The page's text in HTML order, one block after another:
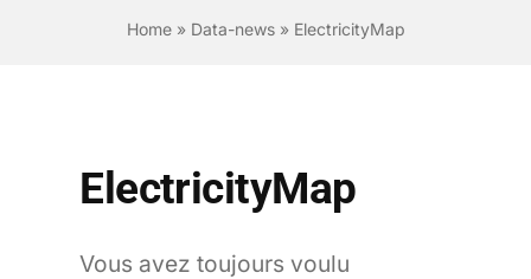
Ressources pour les journalistes (eng)
Home» Data-news» ElectricityMap
ElectricityMap
Vous avez toujours voulu